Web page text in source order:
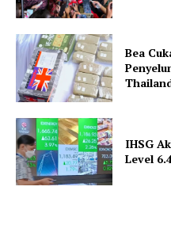
Bea
IHSG
Level